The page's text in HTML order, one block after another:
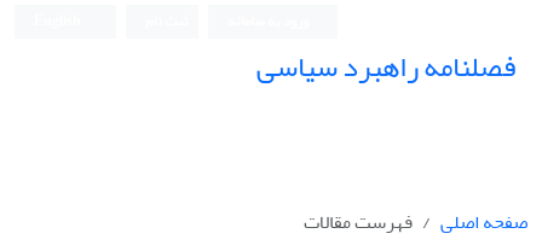
فصلنامه راهبرد سیاسی
صفحه اصلی
فهرست مقالات